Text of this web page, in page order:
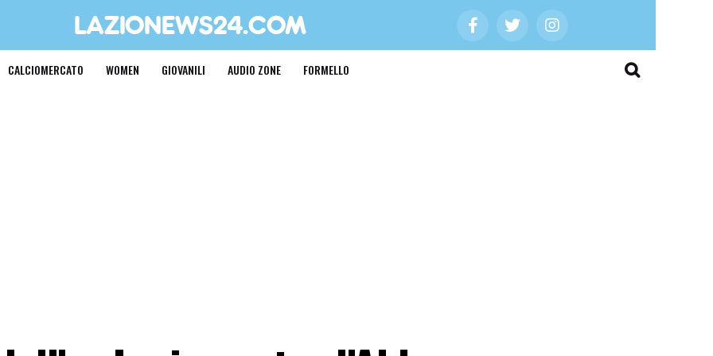
CALCIOMERCATO WOMEN GIOVANILI AUDIO ZONE FORMELLO